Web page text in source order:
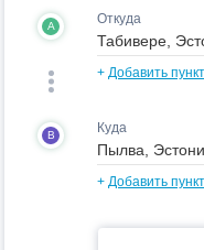
A Откуда
+ Добавить пункт
B Куда
+ Добавить пункт